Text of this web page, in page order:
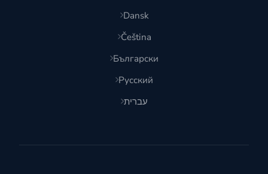
Dansk
Čeština
Български
Русский
עברית